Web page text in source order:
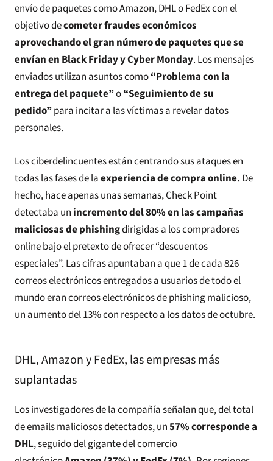
envío de paquetes como Amazon, DHL o FedEx con el
objetivo decometer fraudes económicos
aprovechando el gran número de paquetes que se
envían en Black Friday y Cyber Monday. Los mensajes
enviados utilizan asuntos como“Problema con la
entrega del paquete”o“Seguimiento de su
pedido”para incitar a las víctimas a revelar datos
personales.
Los ciberdelincuentes están centrando sus ataques en
todas las fases de laexperiencia de compra online. De
hecho, hace apenas unas semanas, Check Point
detectaba un incremento del 80% en las campañas
maliciosas de phishingdirigidas a los compradores
online bajo el pretexto de ofrecer “descuentos
especiales”. Las cifras apuntaban a que 1 de cada 826
correos electrónicos entregados a usuarios de todo el
mundo eran correos electrónicos de phishing malicioso,
un aumento del 13% con respecto a los datos de octubre.
DHL, Amazon y FedEx, las empresas más
suplantadas
Los investigadores de la compañía señalan que, del total
de emails maliciosos detectados, un57% corresponde a
DHL, seguido del gigante del comercio